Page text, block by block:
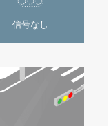
信号なし